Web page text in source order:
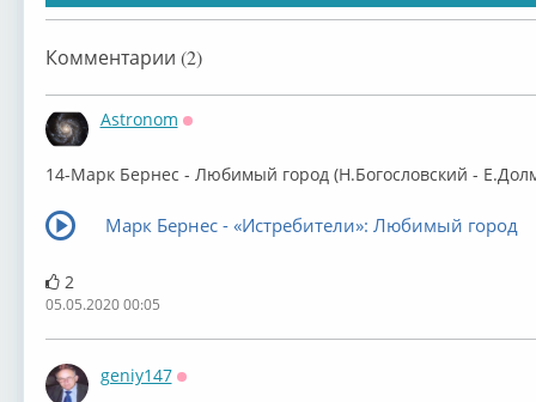
Комментарии (2)
Astronom
14-Марк Бернес - Любимый город (Н.Богословский -
Марк Бернес - «Истребители»: Любимый город
2
05.05.2020 00:05
geniy147